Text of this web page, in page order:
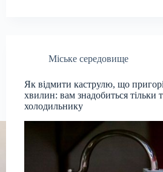
Міське середовище
Як відмити каструлю, що
хвилин: вам знадобиться тільки
холодильнику